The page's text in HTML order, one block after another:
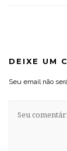
DEIXE UM
Seu email não